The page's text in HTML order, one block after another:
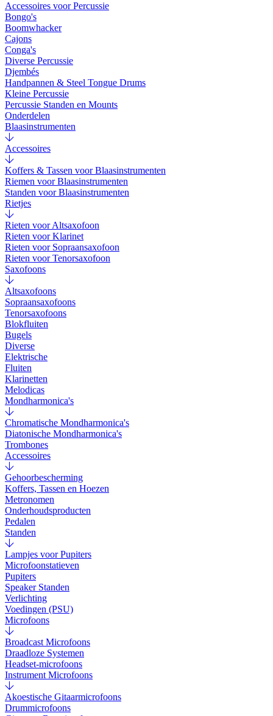
Accessoires voor Percussie
Bongo's
Boomwhacker
Cajons
Conga's
Diverse Percussie
Djembés
Handpannen & Steel Tongue Drums
Kleine Percussie
Percussie Standen en Mounts
Onderdelen
Blaasinstrumenten
Accessoires
Koffers & Tassen voor Blaasinstrumenten
Riemen voor Blaasinstrumenten
Standen voor Blaasinstrumenten
Rietjes
Rieten voor Altsaxofoon
Rieten voor Klarinet
Rieten voor Sopraansaxofoon
Rieten voor Tenorsaxofoon
Saxofoons
Altsaxofoons
Sopraansaxofoons
Tenorsaxofoons
Blokfluiten
Bugels
Diverse
Elektrische
Fluiten
Klarinetten
Melodicas
Mondharmonica's
Chromatische Mondharmonica's
Diatonische Mondharmonica's
Trombones
Accessoires
Gehoorbescherming
Koffers, Tassen en Hoezen
Metronomen
Onderhoudsproducten
Pedalen
Standen
Lampjes voor Pupiters
Microfoonstatieven
Pupiters
Speaker Standen
Verlichting
Voedingen (PSU)
Microfoons
Broadcast Microfoons
Draadloze Systemen
Headset-microfoons
Instrument Microfoons
Akoestische Gitaarmicrofoons
Drummicrofoons